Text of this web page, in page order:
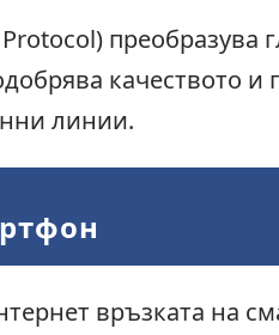
качеството и
линии.
връзката на